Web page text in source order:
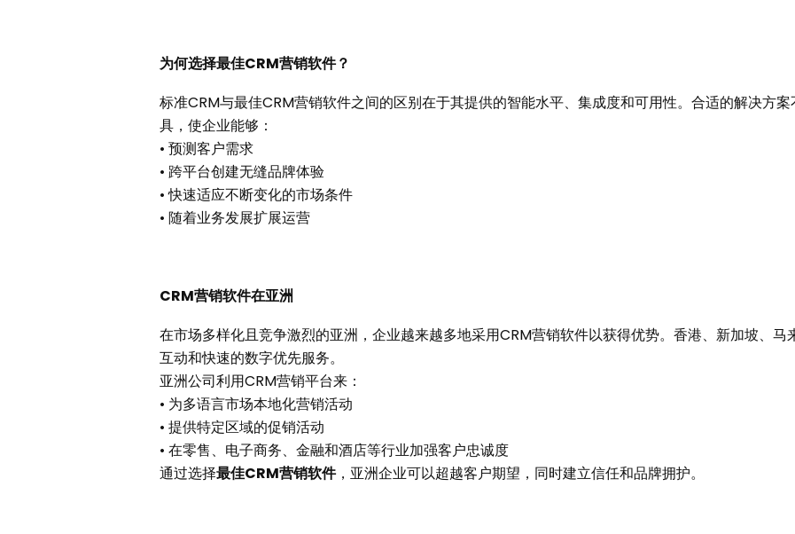
为何选择最佳CRM营销软件？
标准CRM与最佳CRM营销软件之间的区别在于其提供的智能水平、集成度和可用性。合适的解决方
具，使企业能够：
• 预测客户需求
• 跨平台创建无缝品牌体验
• 快速适应不断变化的市场条件
• 随着业务发展扩展运营
CRM营销软件在亚洲
在市场多样化且竞争激烈的亚洲，企业越来越多地采用CRM营销软件以获得优势。香港、新加坡、
互动和快速的数字优先服务。
亚洲公司利用CRM营销平台来：
• 为多语言市场本地化营销活动
• 提供特定区域的促销活动
• 在零售、电子商务、金融和酒店等行业加强客户忠诚度
通过选择最佳CRM营销软件，亚洲企业可以超越客户期望，同时建立信任和品牌拥护。